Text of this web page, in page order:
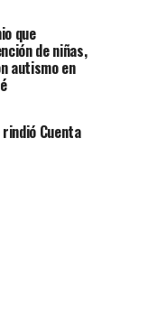
que
de niñas,
autismo en
Cuenta